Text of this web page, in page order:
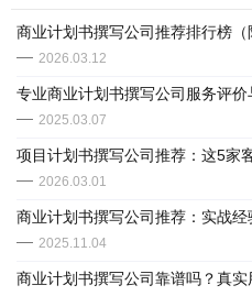
商业计划书撰写公司推荐排行榜（
2026.03.12
专业商业计划书撰写公司服务评价
2025.03.07
项目计划书撰写公司推荐：这5家
2026.03.01
商业计划书撰写公司推荐：实战
2025.11.04
商业计划书撰写公司靠谱吗？真